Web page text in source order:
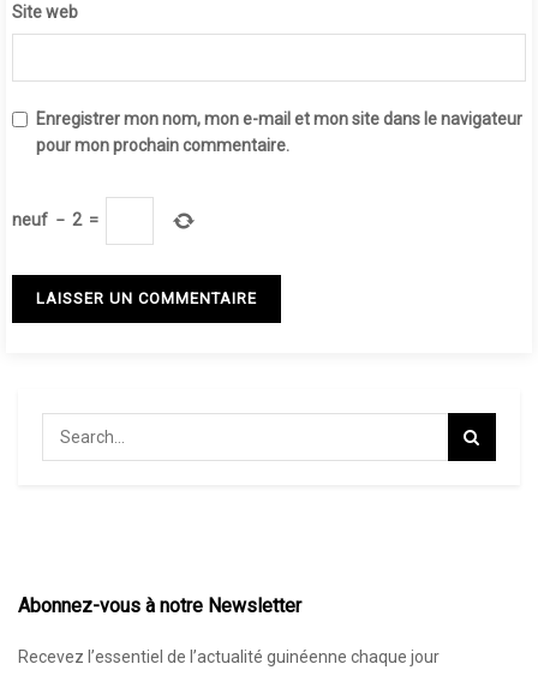
Site web
Enregistrer mon nom, mon e-mail et mon site dans le navigateur
pour mon prochain commentaire.
neuf − 2 =
Abonnez-vous à notre Newsletter
Recevez l’essentiel de l’actualité guinéenne chaque jour